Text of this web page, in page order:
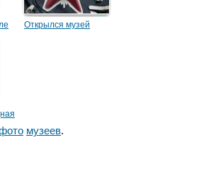
Открылся музей
музеев.